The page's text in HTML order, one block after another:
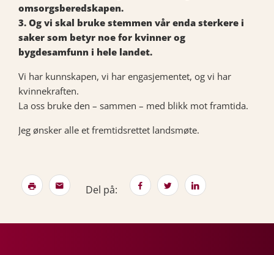
omsorgsberedskapen.
3. Og vi skal bruke stemmen vår enda sterkere i
saker som betyr noe for kvinner og
bygdesamfunn i hele landet.
Vi har kunnskapen, vi har engasjementet, og vi har
kvinnekraften.
La oss bruke den – sammen – med blikk mot framtida.
Jeg ønsker alle et fremtidsrettet landsmøte.
Del på: